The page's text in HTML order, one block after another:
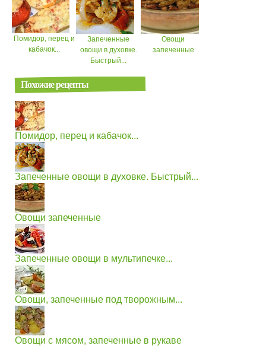
Помидор, перец и
кабачок...
Запеченные
овощи в духовке.
Быстрый...
Овощи
запеченные
Похожие рецепты
Помидор, перец и кабачок...
Запеченные овощи в духовке. Быстрый...
Овощи запеченные
Запеченные овощи в мультипечке...
Овощи, запеченные под творожным...
Овощи с мясом, запеченные в рукаве